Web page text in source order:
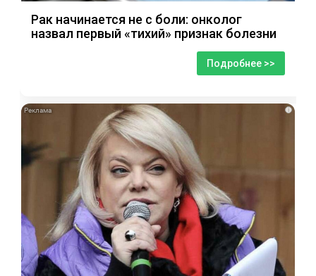
Рак начинается не с боли: онколог
назвал первый «тихий» признак болезни
Подробнее >>
i